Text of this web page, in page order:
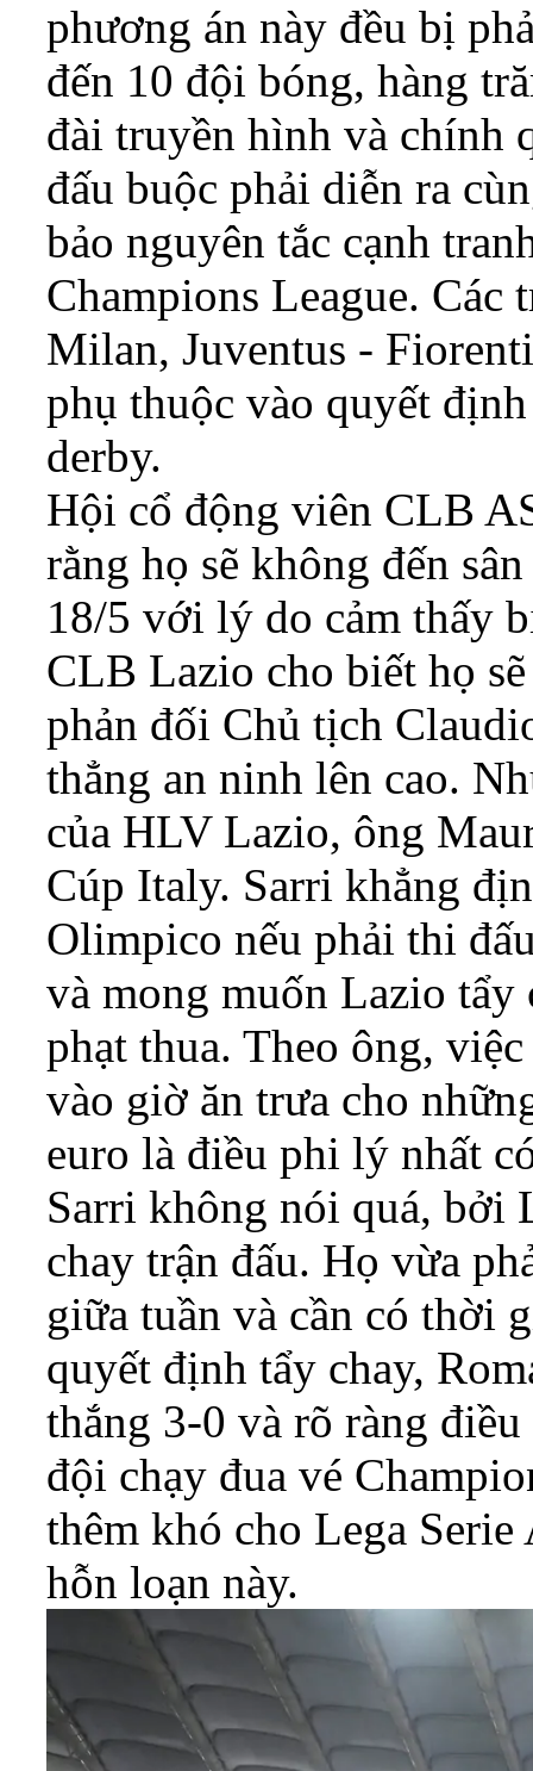
phương án này đều bị
đến 10 đội bóng, hàng
đài truyền hình và chính
đấu buộc phải diễn ra
bảo nguyên tắc cạnh
Champions League. Các
Milan, Juventus -
phụ thuộc vào quyết
derby.
Hội cổ động viên CLB
rằng họ sẽ không đến
18/5 với lý do cảm thấy
CLB Lazio cho biết họ
phản đối Chủ tịch
thẳng an ninh lên cao.
của HLV Lazio, ông
Cúp Italy. Sarri khẳng
Olimpico nếu phải thi
và mong muốn Lazio tẩy
phạt thua. Theo ông,
vào giờ ăn trưa cho
euro là điều phi lý nhất
Sarri không nói quá, bởi
chay trận đấu. Họ vừa
giữa tuần và cần có thời
quyết định tẩy chay,
thắng 3-0 và rõ ràng
đội chạy đua vé
thêm khó cho Lega
hỗn loạn này.